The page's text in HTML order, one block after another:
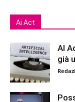
Ai Act
AI
già